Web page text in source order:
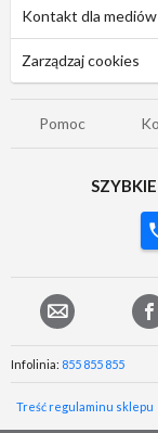
Kontakt dla mediów
Zarządzaj cookies
Pomoc
Infolinia: 855 855 855
Treść regulaminu sklepu